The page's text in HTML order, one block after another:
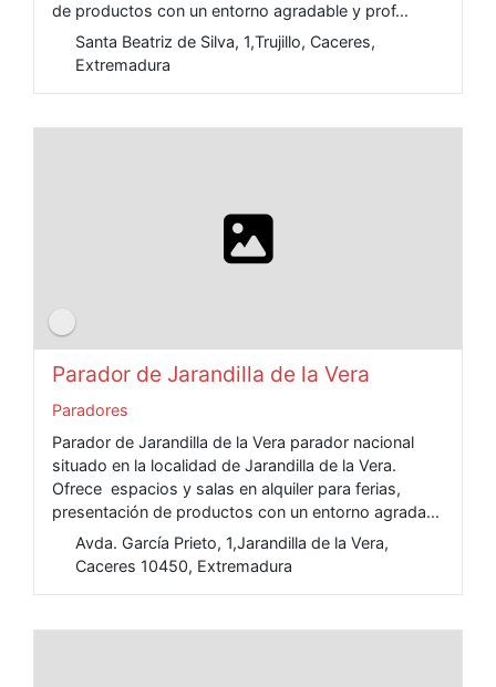
de productos con un entorno agradable y prof...
Santa Beatriz de Silva, 1,Trujillo, Caceres,
Extremadura
Parador de Jarandilla de la Vera
Paradores
Parador de Jarandilla de la Vera parador nacional
situado en la localidad de Jarandilla de la Vera.
Ofrece espacios y salas en alquiler para ferias,
presentación de productos con un entorno agrada...
Avda. García Prieto, 1,Jarandilla de la Vera,
Caceres 10450, Extremadura